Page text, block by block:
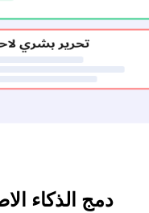
دمج الذكاء